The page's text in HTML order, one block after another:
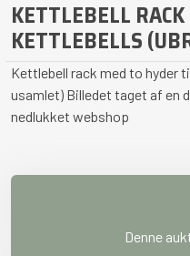
KETTLEBELL
KETTLEBELLS
Kettlebell rack med to hyder
usamlet) Billedet taget af en
nedlukket webshop
Denne